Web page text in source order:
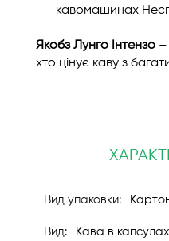
кавомашинах
Якобз Лунго Інтензо –
хто цінує каву з
Кава в капсулах